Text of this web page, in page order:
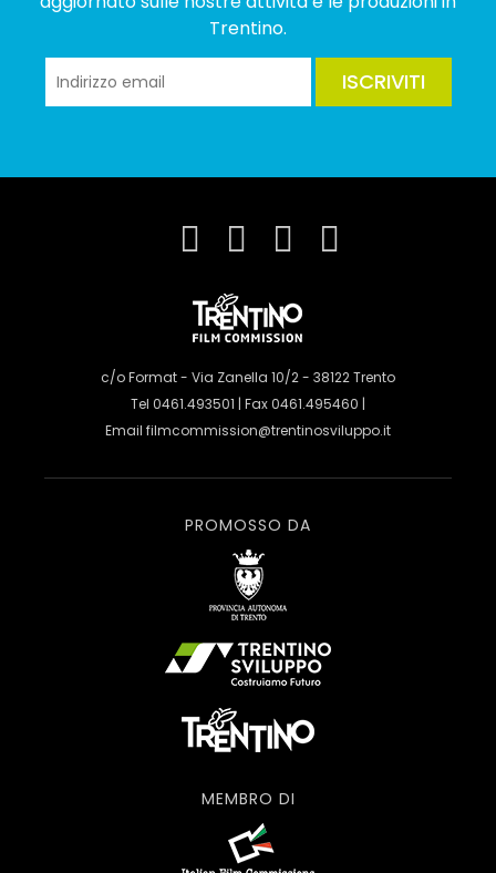
Trentino.
ISCRIVITI
c/o Format - Via Zanella 10/2 - 38122 Trento
Tel 0461.493501 | Fax 0461.495460 |
Email filmcommission@trentinosviluppo.it
PROMOSSO DA
MEMBRO DI